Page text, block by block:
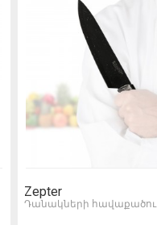
Zepter
Դանակների հավաքածու